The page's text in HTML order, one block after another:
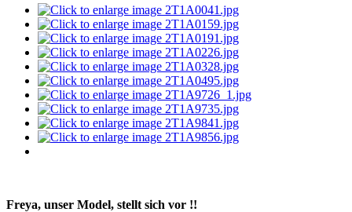
Freya, unser Model, stellt sich vor !!